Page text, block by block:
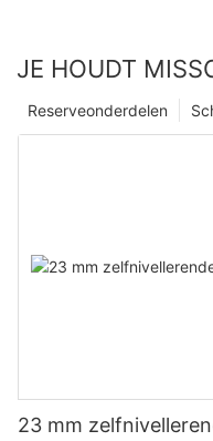
JE HOUDT
Reserveonderdelen
23 mm